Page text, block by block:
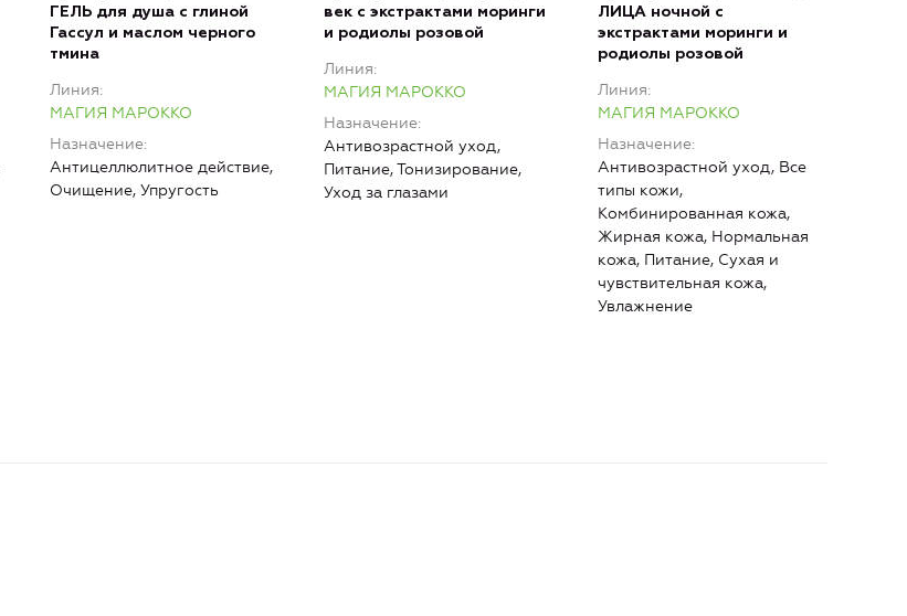
ГЕЛЬ для душа с глиной
Гассул и маслом черного
тмина
Линия
МАГИЯ МАРОККО
Назначение
Антицеллюлитное действие,
Очищение, Упругость
век с экстрактами моринги
и родиолы розовой
Линия
МАГИЯ МАРОККО
Назначение
Антивозрастной уход,
Питание, Тонизирование,
Уход за глазами
ЛИЦА ночной с
экстрактами моринги и
родиолы розовой
Линия
МАГИЯ МАРОККО
Назначение
Антивозрастной уход, Все
типы кожи,
Комбинированная кожа,
Жирная кожа, Нормальная
кожа, Питание, Сухая и
чувствительная кожа,
Увлажнение